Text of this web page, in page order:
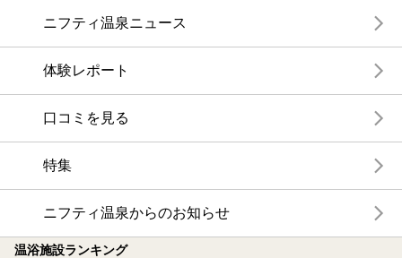
ニフティ温泉ニュース
体験レポート
口コミを見る
特集
ニフティ温泉からのお知らせ
温浴施設ランキング